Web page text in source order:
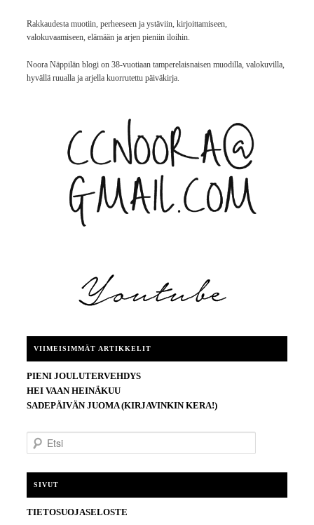
Rakkaudesta muotiin, perheeseen ja ystäviin, kirjoittamiseen,
valokuvaamiseen, elämään ja arjen pieniin iloihin.
Noora Näppilän blogi on 38-vuotiaan tamperelaisnaisen muodilla, valokuvilla,
hyvällä ruualla ja arjella kuorrutettu päiväkirja.
VIIMEISIMMÄT ARTIKKELIT
PIENI JOULUTERVEHDYS
HEI VAAN HEINÄKUU
SADEPÄIVÄN JUOMA (KIRJAVINKIN KERA!)
t
SIVUT
TIETOSUOJASELOSTE